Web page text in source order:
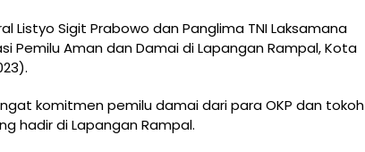
Listyo Sigit Prabowo dan Panglima TNI Laksamana
Pemilu Aman dan Damai di Lapangan Rampal, Kota
komitmen pemilu damai dari para OKP dan tokoh
hadir di Lapangan Rampal.